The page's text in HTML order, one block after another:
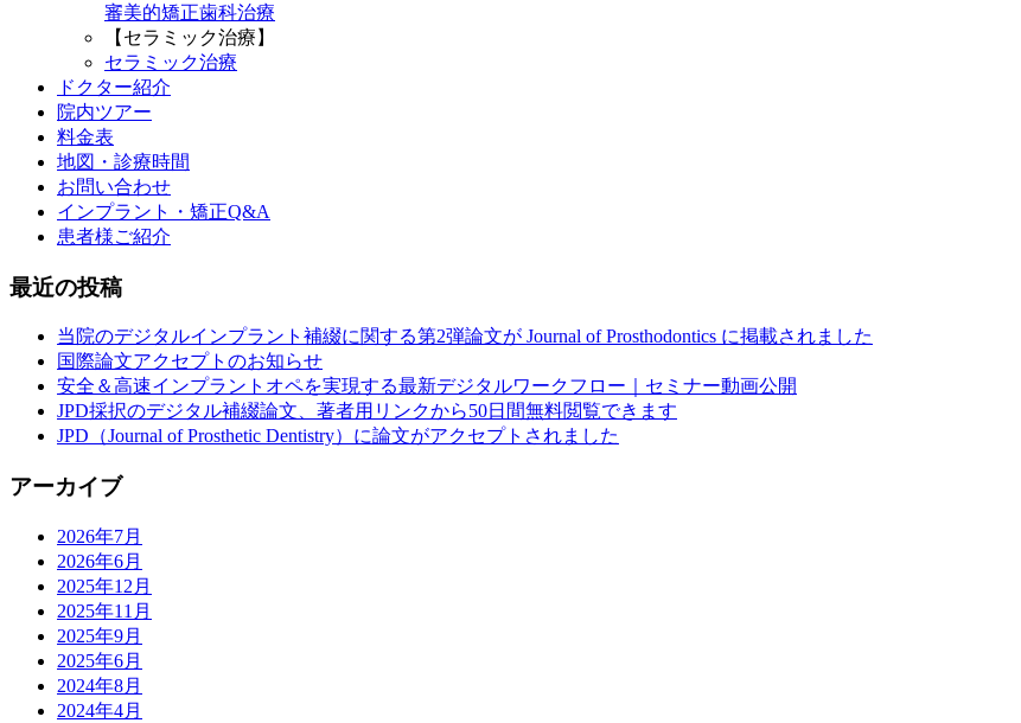
審美的矯正歯科治療
【セラミック治療】
セラミック治療
ドクター紹介
院内ツアー
料金表
地図・診療時間
お問い合わせ
インプラント・矯正Q&A
患者様ご紹介
最近の投稿
当院のデジタルインプラント補綴に関する第2弾論文が Journal of Prosthodontics に掲載されました
国際論文アクセプトのお知らせ
安全＆高速インプラントオペを実現する最新デジタルワークフロー｜セミナー動画公開
JPD採択のデジタル補綴論文、著者用リンクから50日間無料閲覧できます
JPD（Journal of Prosthetic Dentistry）に論文がアクセプトされました
アーカイブ
2026年7月
2026年6月
2025年12月
2025年11月
2025年9月
2025年6月
2024年8月
2024年4月